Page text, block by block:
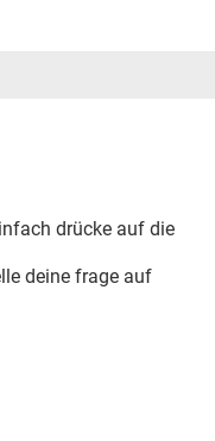
drücke auf die
deine frage auf